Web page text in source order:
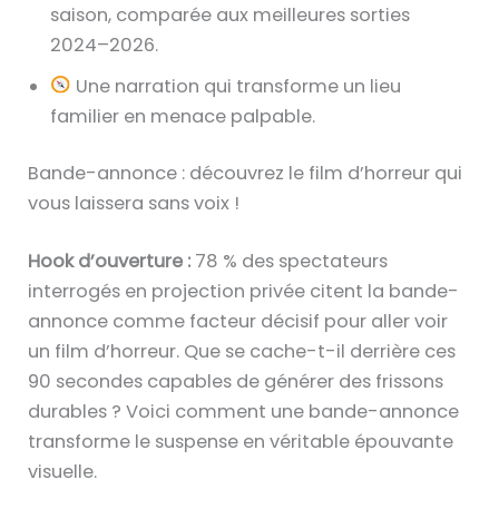
saison, comparée aux meilleures sorties
2024–2026.
Une narration qui transforme un lieu
familier en menace palpable.
Bande-annonce : découvrez le film d’horreur qui
vous laissera sans voix !
Hook d’ouverture : 78 % des spectateurs
interrogés en projection privée citent la bande-
annonce comme facteur décisif pour aller voir
un film d’horreur. Que se cache-t-il derrière ces
90 secondes capables de générer des frissons
durables ? Voici comment une bande-annonce
transforme le suspense en véritable épouvante
visuelle.